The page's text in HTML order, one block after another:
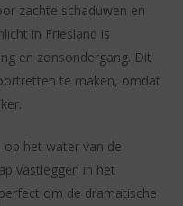
zachte schaduwen en
in Friesland is
en zonsondergang. Dit
te maken, omdat
het water van de
vastleggen in het
om de dramatische